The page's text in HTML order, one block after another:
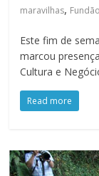
maravilhas, Fundão
Este fim de
marcou
Cultura e
Read more